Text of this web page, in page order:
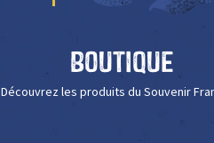
Boutique
Découvrez les produits du Souvenir